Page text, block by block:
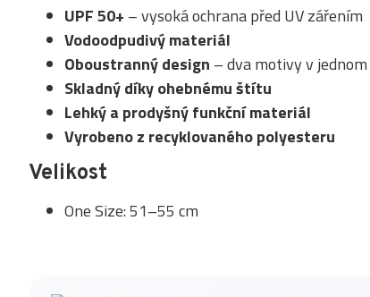
UPF 50+ – vysoká ochrana před UV zářením
Vodoodpudivý materiál
Oboustranný design – dva motivy v jednom
Skladný díky ohebnému štítu
Lehký a prodyšný funkční materiál
Vyrobeno z recyklovaného polyesteru
Velikost
One Size: 51–55 cm